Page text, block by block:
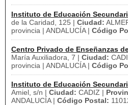
Instituto de Educación
de la Caridad, 125 | Ciudad:
provincia | ANDALUCÍA | Código
Centro Privado de Enseñanzas
María Auxiliadora, 7 | Ciudad:
provincia | ANDALUCÍA | Código
Instituto de Educación
Amiel, s/n | Ciudad: CADIZ |
ANDALUCÍA | Código Postal: